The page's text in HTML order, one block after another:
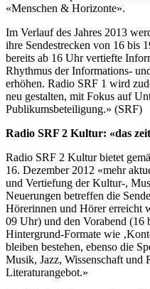
«Menschen & Horizonte».
Im Verlauf des Jahres 2013
ihre Sendestrecken von 16 bis
bereits ab 16 Uhr vertiefte
Rhythmus der Informations-
erhöhen. Radio SRF 1 wird
neu gestalten, mit Fokus auf
Publikumsbeteiligung.» (SRF)
Radio SRF 2 Kultur: «das
Radio SRF 2 Kultur bietet
16. Dezember 2012 «mehr
und Vertiefung der Kultur-,
Neuerungen betreffen die
Hörerinnen und Hörer erreicht
09 Uhr) und den Vorabend (16
Hintergrund-Formate wie
bleiben bestehen, ebenso die
Musik, Jazz, Wissenschaft und
Literaturangebot.»